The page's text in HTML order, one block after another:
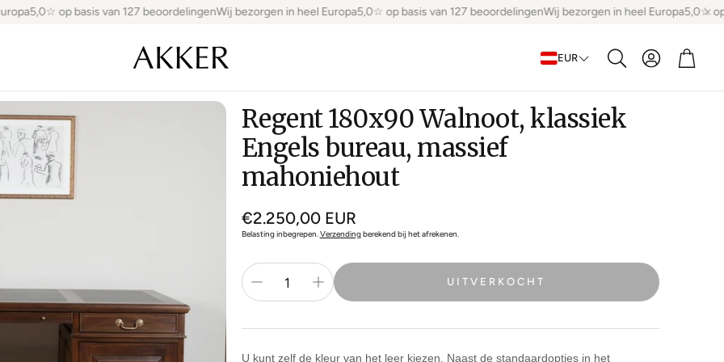
5,0☆ op basis van 127 beoordelingenWij bezorgen in heel Europa5,0☆ op basis van 127 beoordelingenWij bezorgen in heel Europa5,0☆ op
EUR
Zoeken
Account
Regent 180x90 Walnoot, klassiek
Engels bureau, massief
mahoniehout
Normale
prijs
€2.250,00 EUR
Belasting inbegrepen.Verzendingberekend bij het afrekenen.
UITVERKOCHT
U kunt zelf de kleur van het leer kiezen. Naast de standaardopties in het